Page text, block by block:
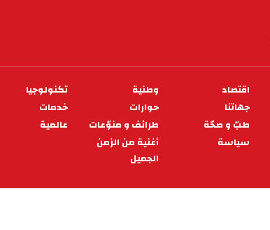
اقتصاد وطنية
تكنولوجيا
جهاتنا حوارات
خدمات
طبّ و صحّة طرائف و منوّعات
عالمية
سياسة
أغنية من الزمن
الجميل